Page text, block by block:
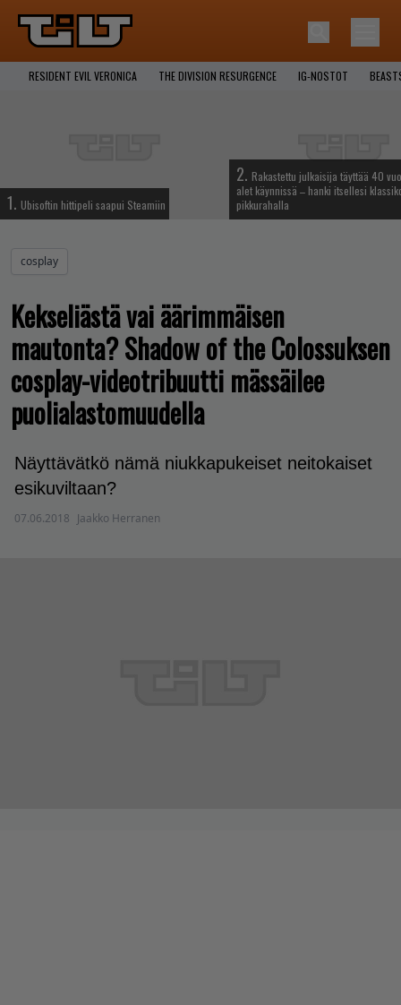
RESIDENT EVIL VERONICA THE DIVISION RESURGENCE IG-NOSTOT
1. Ubisoftin hittipeli saapui Steamiin
2. Rakastettu julkaisija täyttää 40
alet käynnissä – hanki itsellesi
pikkurahalla
cosplay
Kekseliästä vai äärimmäisen
mautonta? Shadow of the Colossuksen
cosplay-videotribuutti mässäilee
puolialastomuudella
Näyttävätkö nämä niukkapukeiset neitokaiset
esikuviltaan?
07.06.2018 Jaakko Herranen